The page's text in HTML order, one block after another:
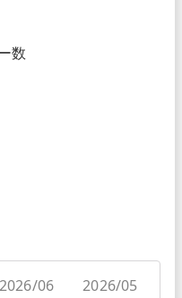
数
2026/06 2026/05